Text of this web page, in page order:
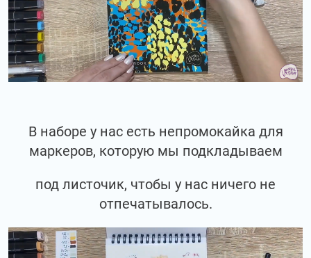
В наборе у нас есть непромокайка для
маркеров, которую мы подкладываем
под листочик, чтобы у нас ничего не
отпечатывалось.